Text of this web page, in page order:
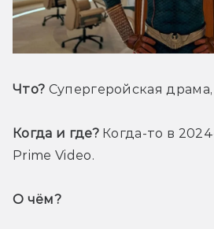
Что? Супергеройская драма,
Когда и где? Когда-то в
Prime Video.
О чём?